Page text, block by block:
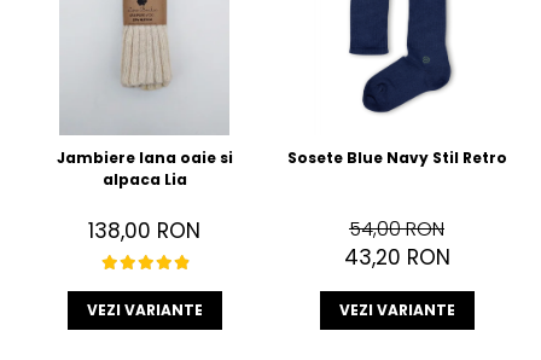
Jambiere lana oaie si
alpaca Lia
138,00 RON
VEZI VARIANTE
Sosete Blue Navy Stil Retro
54,00 RON
43,20 RON
VEZI VARIANTE